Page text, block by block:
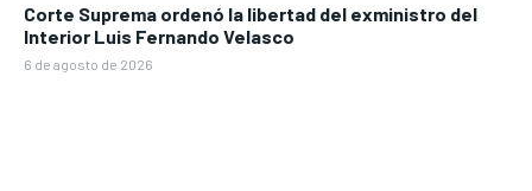
Corte Suprema ordenó la libertad del exministro del
Interior Luis Fernando Velasco
6 de agosto de 2026